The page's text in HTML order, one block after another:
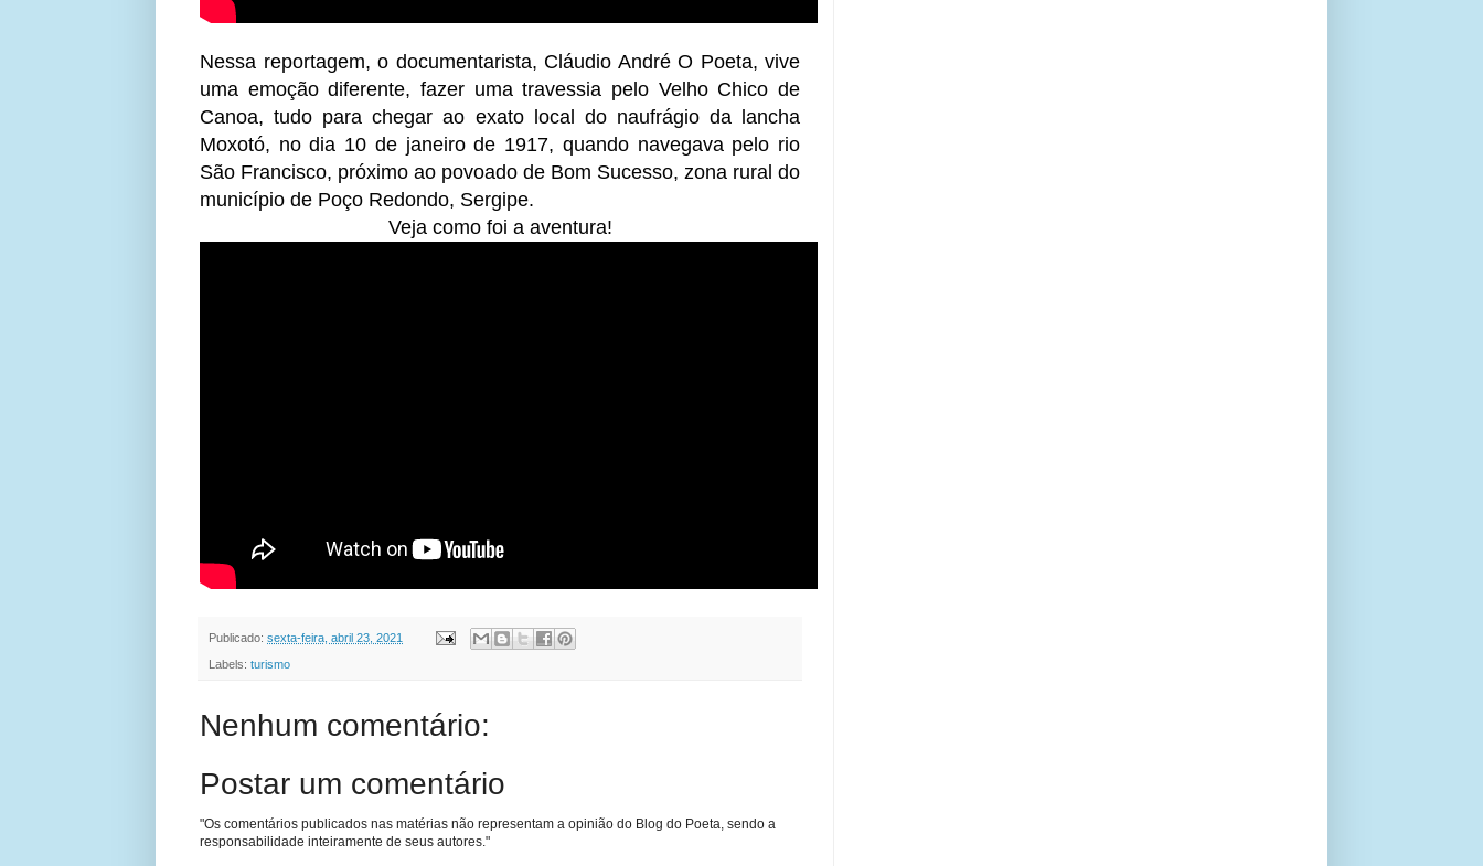
Nessa reportagem, o documentarista, Cláudio André O Poeta, vive
uma emoção diferente, fazer uma travessia pelo Velho Chico de
Canoa, tudo para chegar ao exato local do naufrágio da lancha
Moxotó, no dia 10 de janeiro de 1917, quando navegava pelo rio
São Francisco, próximo ao povoado de Bom Sucesso, zona rural do
município de Poço Redondo, Sergipe.
Veja como foi a aventura!
Publicado: sexta-feira, abril 23, 2021
Labels: turismo
Nenhum comentário:
Postar um comentário
"Os comentários publicados nas matérias não representam a opinião do Blog do Poeta, sendo a
responsabilidade inteiramente de seus autores."